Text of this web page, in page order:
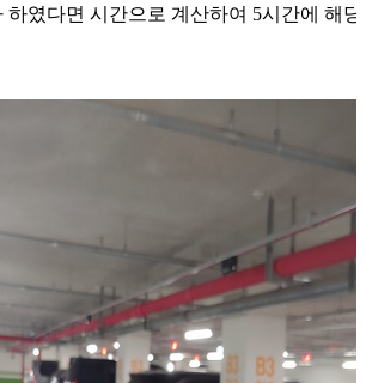
하였다면 시간으로 계산하여 5시간에 해당